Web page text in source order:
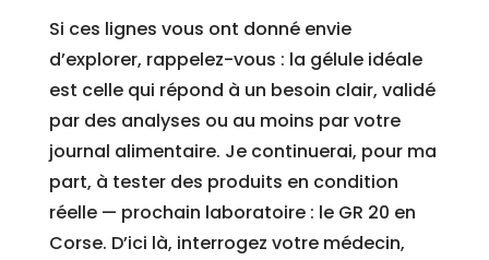
Si ces lignes vous ont donné envie
d’explorer, rappelez-vous : la gélule idéale
est celle qui répond à un besoin clair, validé
par des analyses ou au moins par votre
journal alimentaire. Je continuerai, pour ma
part, à tester des produits en condition
réelle — prochain laboratoire : le GR 20 en
Corse. D’ici là, interrogez votre médecin,